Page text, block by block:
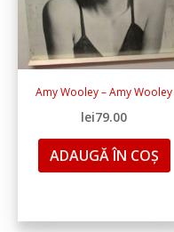
Amy Wooley – Amy Wooley
lei79.00
ADAUGĂ ÎN COȘ